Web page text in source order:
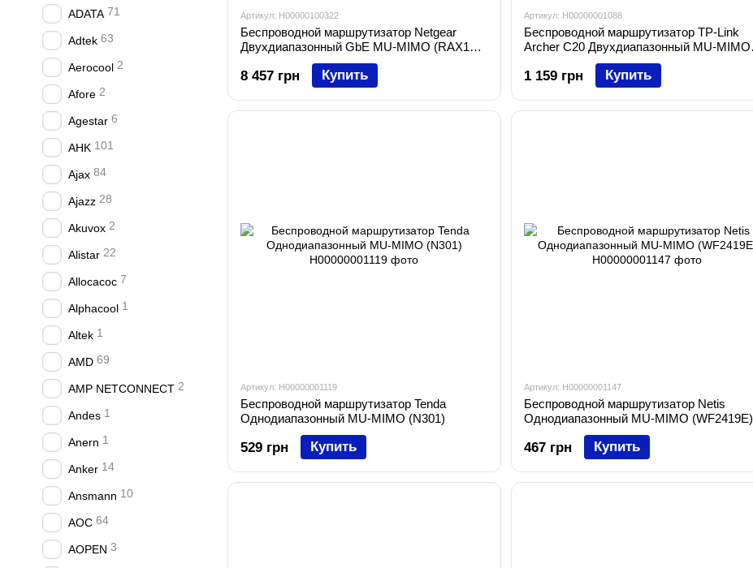
Артикул: H00000100322
Беспроводной маршрутизатор Netgear
Двухдиапазонный GbE MU-MIMO (RAX120-
8 457 грн Купить
Артикул: H00000001088
Беспроводной маршрутизатор TP-Link
Archer C20 Двухдиапазонный MU-MIMO
1 159 грн Купить
Артикул: H00000001119
Беспроводной маршрутизатор Tenda
Однодиапазонный MU-MIMO (N301)
529 грн Купить
Артикул: H00000001147
Беспроводной маршрутизатор Netis
Однодиапазонный MU-MIMO (WF2419E)
467 грн Купить
ADATA 71
Adtek 63
Aerocool 2
Afore 2
Agestar 6
AHK 101
Ajax 84
Ajazz 28
Akuvox 2
Alistar 22
Allocacoc 7
Alphacool 1
Altek 1
AMD 69
AMP NETCONNECT 2
Andes 1
Anern 1
Anker 14
Ansmann 10
AOC 64
AOPEN 3